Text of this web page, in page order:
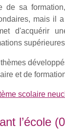
de sa
mais il
d'acquérir
thèmes
et de
scolaire
l’école